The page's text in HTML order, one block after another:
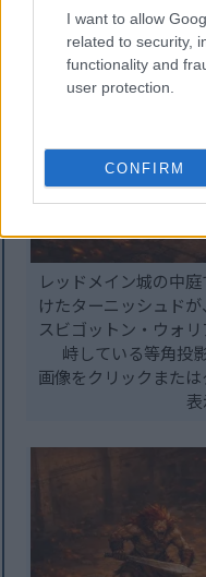
I want to allow
related to security,
functionality and
user protection.
CONFIRM
レッドメイン城の中
けたターニッシュド
スビゴットン・ウォ
峙している等角投
画像をクリックまた